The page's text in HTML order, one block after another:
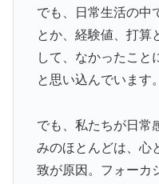
でも、日常生活の中
とか、経験値、打算
して、なかったこと
と思い込んでいます。
でも、私たちが日常
みのほとんどは、心
致が原因。フォーカ